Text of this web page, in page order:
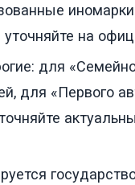
на
для
для «Первого